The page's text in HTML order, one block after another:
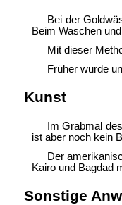
Bei der
Beim Waschen
Mit dieser
Früher wurde
Kunst
Im Grabmal
ist aber noch kein
Der
Kairo und Bagdad
Sonstige